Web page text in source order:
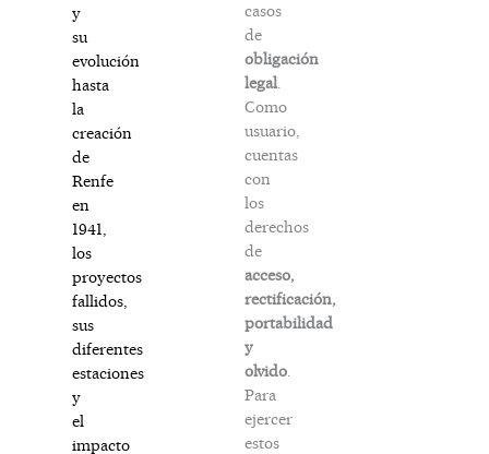
y
su
evolución
hasta
la
creación
de
Renfe
en
1941,
los
proyectos
fallidos,
sus
diferentes
estaciones
y
el
impacto
casos
de
obligación
legal.
Como
usuario,
cuentas
con
los
derechos
de
acceso,
rectificación,
portabilidad
y
olvido.
Para
ejercer
estos